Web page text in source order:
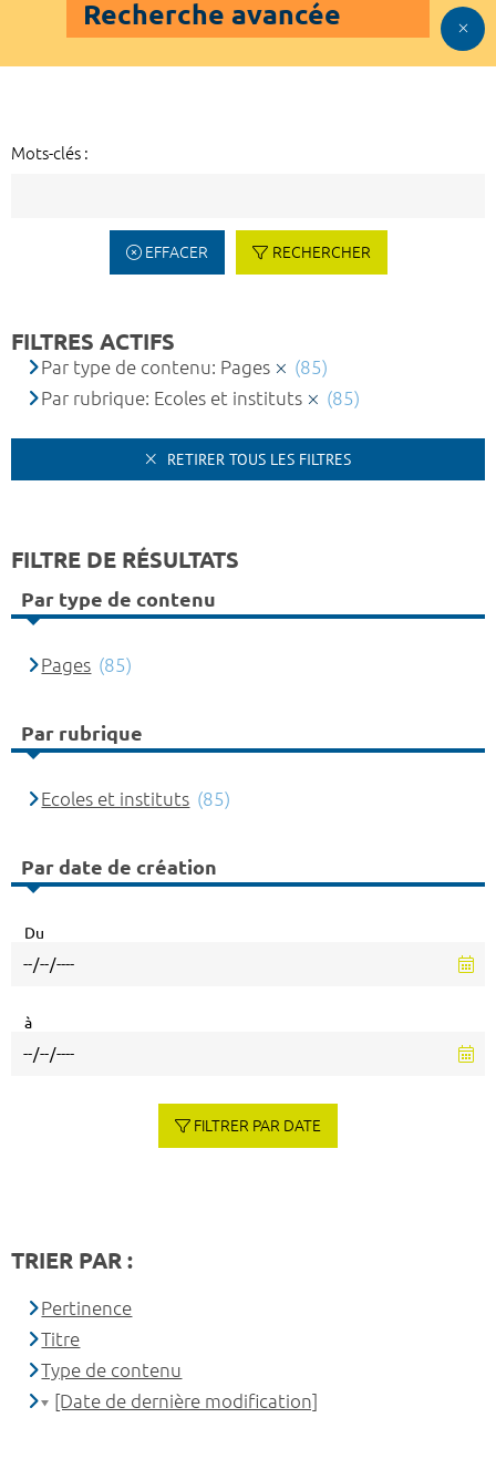
Recherche avancée
Mots-clés :
EFFACER RECHERCHER
FILTRES ACTIFS
Par type de contenu: Pages
(85)
Par rubrique: Ecoles et instituts
(85)
RETIRER TOUS LES FILTRES
FILTRE DE RÉSULTATS
Par type de contenu
Pages (85)
Par rubrique
Ecoles et instituts (85)
Par date de création
Du
à
FILTRER PAR DATE
TRIER PAR :
Pertinence
Titre
Type de contenu
[Date de dernière modification]